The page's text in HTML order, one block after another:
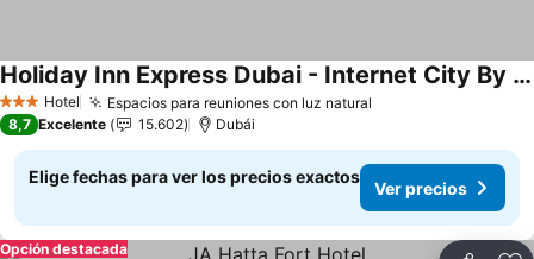
3 Estrellas
Hotel Espacios para reuniones con luz natural
Holiday Inn Express Dubai - Internet City By Ihg
Ver precios
8,7 Excelente 15.602 Dubái
Elige fechas para ver los precios exactos
Ver precios
Opción destacada